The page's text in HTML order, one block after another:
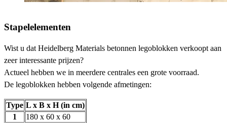
Stapelelementen
Wist u dat Heidelberg Materials betonnen legoblokken verkoopt aan
zeer interessante prijzen?
Actueel hebben we in meerdere centrales een grote voorraad.
De legoblokken hebben volgende afmetingen:
Type L x B x H (in cm)
1
180 x 60 x 60